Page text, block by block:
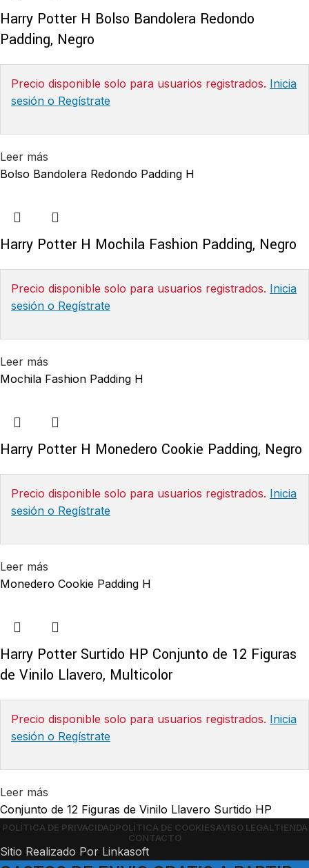
Harry Potter H Bolso Bandolera Redondo
Padding, Negro
Precio disponible solo para usuarios registrados. Inicia
sesión o Regístrate
Leer más
Bolso Bandolera Redondo Padding H
Harry Potter H Mochila Fashion Padding, Negro
Precio disponible solo para usuarios registrados. Inicia
sesión o Regístrate
Leer más
Mochila Fashion Padding H
Harry Potter H Monedero Cookie Padding, Negro
Precio disponible solo para usuarios registrados. Inicia
sesión o Regístrate
Leer más
Monedero Cookie Padding H
Harry Potter Surtido HP Conjunto de 12 Figuras
de Vinilo Llavero, Multicolor
Precio disponible solo para usuarios registrados. Inicia
sesión o Regístrate
Leer más
Conjunto de 12 Figuras de Vinilo Llavero Surtido HP
POLÍTICA DE PRIVACIDADPOLÍTICA DE COOKIESAVISO LEGAL TIENDA
CONTACTO
Sitio Realizado Por Linkasoft